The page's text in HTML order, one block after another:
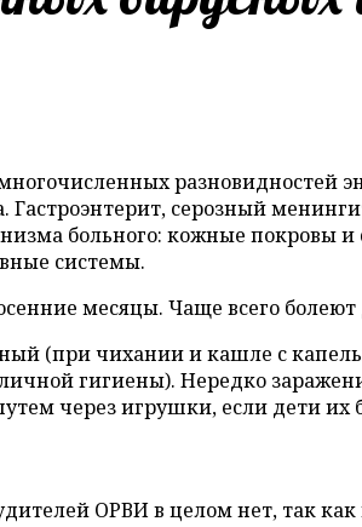
разновидностей
серозный
больного: кожные
системы.
месяцы. Чаще всего болеют
(при чихании и кашле с
гигиены). Нередко
через игрушки, если дети их
ОРВИ в целом нет, так